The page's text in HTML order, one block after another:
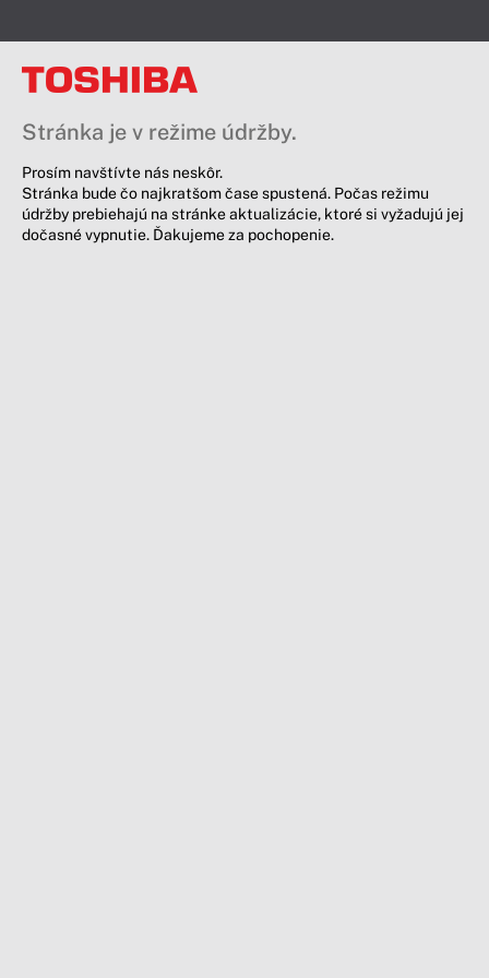
Stránka je v režime údržby.
Prosím navštívte nás neskôr.
Stránka bude čo najkratšom čase spustená. Počas režimu
údržby prebiehajú na stránke aktualizácie, ktoré si vyžadujú jej
dočasné vypnutie. Ďakujeme za pochopenie.